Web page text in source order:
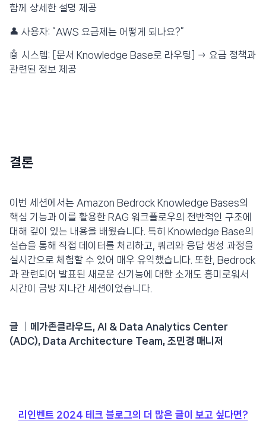
함께 상세한 설명 제공
👤 사용자: “AWS 요금제는 어떻게 되나요?”
🤖 시스템: [문서 Knowledge Base로 라우팅] → 요금 정책과
관련된 정보 제공
결론
이번 세션에서는 Amazon Bedrock Knowledge Bases의
핵심 기능과 이를 활용한 RAG 워크플로우의 전반적인 구조에
대해 깊이 있는 내용을 배웠습니다. 특히 Knowledge Base의
실습을 통해 직접 데이터를 처리하고, 쿼리와 응답 생성 과정을
실시간으로 체험할 수 있어 매우 유익했습니다. 또한, Bedrock
과 관련되어 발표된 새로운 신기능에 대한 소개도 흥미로워서
시간이 금방 지나간 세션이었습니다.
글 │메가존클라우드, AI & Data Analytics Center
(ADC), Data Architecture Team, 조민경 매니저
리인벤트 2024 테크 블로그의 더 많은 글이 보고 싶다면?